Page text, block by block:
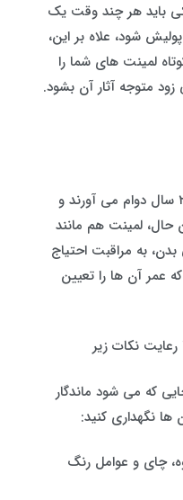
باید هر چند وقت یک
شود، علاه بر این،
لمینت های شما را
متوجه آثار آن بشود.
ونیرهای سرامیکی تا ۱۰ یا حتی ۲۰ سال دوام می آورند و
حال، لمینت هم مانند
به مراقبت احتیاج
عمر آن ها را تعیین
نکات زیر
که می شود ماندگار
ها نگهداری کنید:
چای و عوامل رنگ‌